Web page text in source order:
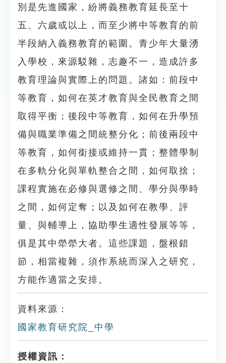
別是先進國家，紛將義務教育延長至十
五、六歲或以上，而至少將中等教育的前
半段納入義務教育的範圍。青少年大量湧
入學校，來源駁雜，志趣不一，造成許多
教育理論與實際上的問題。諸如：前段中
等教育，如何在英才教育與全民教育之間
取得平衡；後段中等教育，如何在升學預
備與職業準備之間統整分化；前後兩段中
等教育，如何銜接或維持一貫；整體學制
在多軌分化與單軌整合之間，如何取捨；
課程實施在必修與選修之間、學分與學時
之間，如何定奪；以及如何在教學、評
量、與輔導上，協助學生適性發展等等，
俱是其中犖犖大者。這些課題，盤根錯
節，相當複雜，須作系統而深入之研究，
方能作適當之安排。
資料來源：
國家教育研究院_中學
授權資訊：